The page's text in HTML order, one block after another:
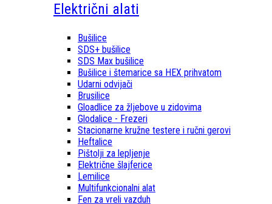
Električni alati
Bušilice
SDS+ bušilice
SDS Max bušilice
Bušilice i štemarice sa HEX prihvatom
Udarni odvijači
Brusilice
Gloadlice za žljebove u zidovima
Glodalice - Frezeri
Stacionarne kružne testere i ručni gerovi
Heftalice
Pištolji za lepljenje
Električne šlajferice
Lemilice
Multifunkcionalni alat
Fen za vreli vazduh